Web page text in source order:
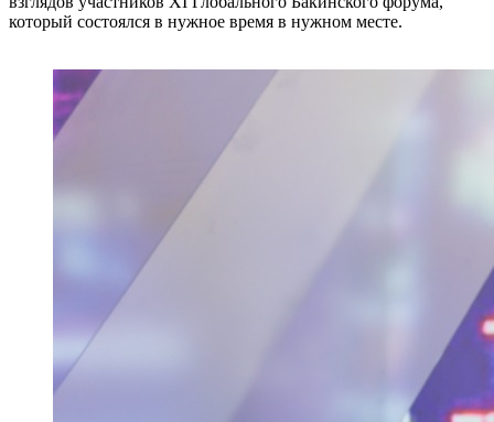
который состоялся в нужное время в нужном месте.